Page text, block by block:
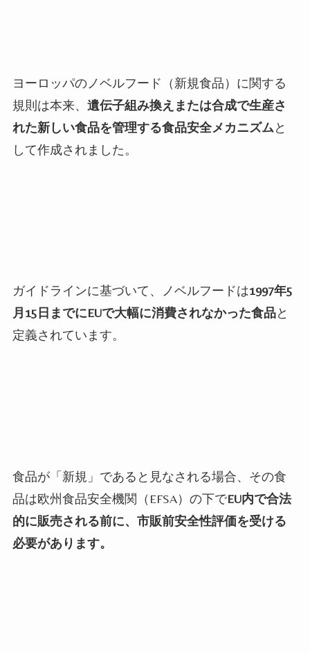
ヨーロッパのノベルフード（新規食品）に関する
規則は本来、 遺伝子組み換えまたは合成で生産さ
れた新しい食品を管理する食品安全メカニズムと
して作成されました。
ガイドラインに基づいて、ノベルフードは1997年5
月15日までにEUで大幅に消費されなかった食品と
定義されています。
食品が「新規」であると見なされる場合、その食
品は欧州食品安全機関（EFSA）の下でEU内で合法
的に販売される前に、市販前安全性評価を受ける
必要があります。